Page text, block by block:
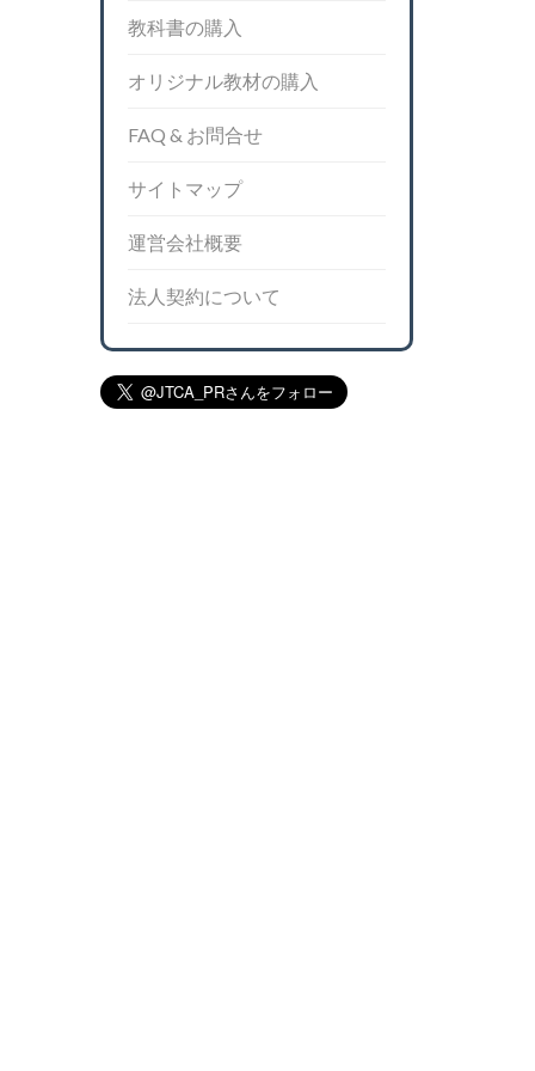
教科書の購入
オリジナル教材の購入
FAQ & お問合せ
サイトマップ
運営会社概要
法人契約について